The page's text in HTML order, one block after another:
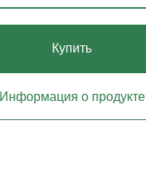
Купить
Информация о продукте